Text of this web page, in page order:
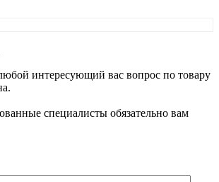
интересующий вас вопрос по товару
специалисты обязательно вам